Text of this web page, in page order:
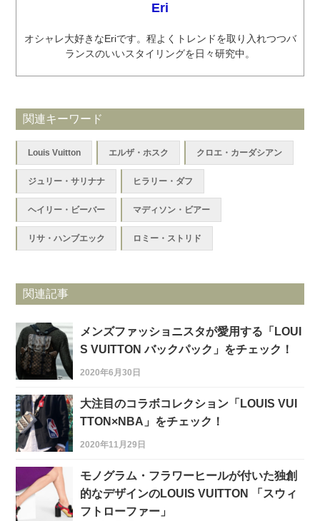
Eri
オシャレ大好きなEriです。程よくトレンドを取り入れつつバ
ランスのいいスタイリングを日々研究中。
関連キーワード
Louis Vuitton エルザ・ホスク クロエ・カーダシアン
ジュリー・サリナナ ヒラリー・ダフ
ヘイリー・ビーバー マディソン・ビアー
リサ・ハンブエック ロミー・ストリド
関連記事
メンズファッショニスタが愛用する「LOUI
S VUITTON バックパック」をチェック！
2020年6月30日
大注目のコラボコレクション「LOUIS VUI
TTON×NBA」をチェック！
2020年11月29日
モノグラム・フラワーヒールが付いた独創
的なデザインのLOUIS VUITTON 「スウィ
フトローファー」